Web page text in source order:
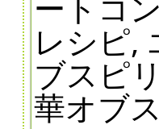
レシピ,
ブスピ
華オブ